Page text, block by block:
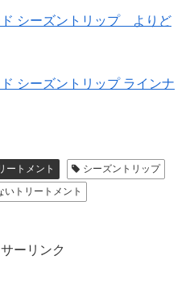
ド シーズントリップ よりど
シーズントリップ ラインナ
ートメント
シーズントリップ
いトリートメント
ーリンク